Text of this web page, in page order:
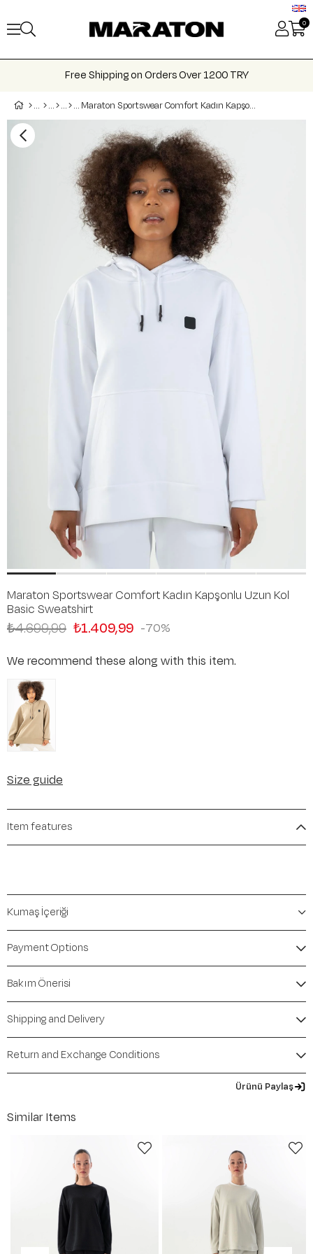
0
Free Shipping on Orders Over 1200 TRY
Maraton Sportswear Comfort Kadın Kapşonlu Uzun Kol Basic Sweatshirt 21915
Maraton Sportswear Comfort Kadın Kapşonlu Uzun Kol
Basic Sweatshirt
70
₺4.699,99 ₺1.409,99
We recommend these along with this item.
Size guide
Item features
Kumaş İçeriği
Payment Options
Bakım Önerisi
Shipping and Delivery
Return and Exchange Conditions
Ürünü Paylaş
Similar Items